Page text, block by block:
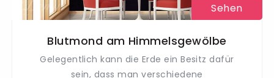
Sehen
Blutmond am Himmelsgewölbe
Gelegentlich kann die Erde ein Besitz dafür
sein, dass man verschiedene